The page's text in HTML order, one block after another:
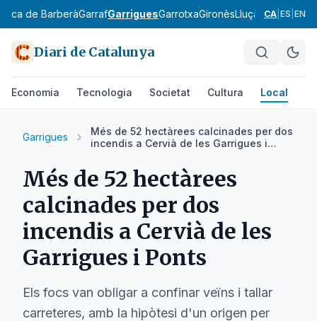
de BarberàGarrafGarriguesGarrotxaGironèsLluçanès
CA ES EN
Diari de Catalunya
Economia Tecnologia Societat Cultura Local
Garrigues
Més de 52 hectàrees calcinades per dos
incendis a Cervià de les Garrigues i
Més de 52 hectàrees
calcinades per dos
incendis a Cervià de les
Garrigues i Ponts
Els focs van obligar a confinar veïns i tallar
carreteres, amb la hipòtesi d'un origen per